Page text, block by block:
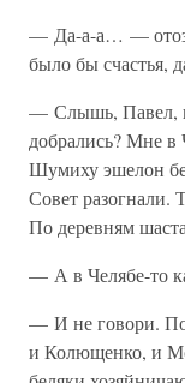
— Да-а-а… —
было бы счастья,
— Слышь, Павел,
добрались? Мне в
Шумиху эшелон
Совет разогнали.
По деревням
— А в Челябе-то
— И не говори.
и Колющенко, и